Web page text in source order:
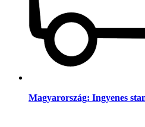
Magyarország: Ingyenes